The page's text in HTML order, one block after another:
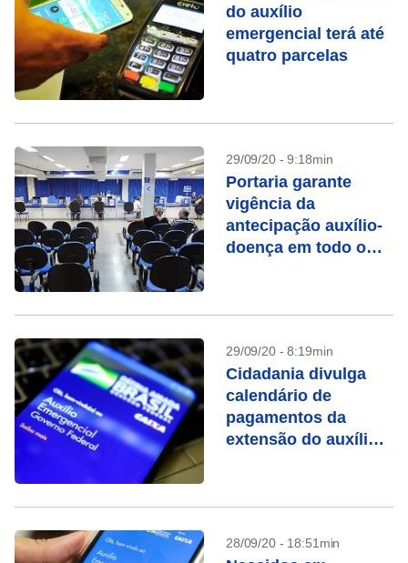
do auxílio
emergencial terá até
quatro parcelas
29/09/20 - 9:18min
Portaria garante
vigência da
antecipação auxílio-
doença em todo o
29/09/20 - 8:19min
Cidadania divulga
calendário de
pagamentos da
extensão do auxílio
28/09/20 - 18:51min